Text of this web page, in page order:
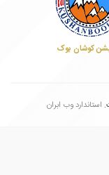
بوک
وب ابران